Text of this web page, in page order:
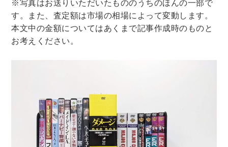
※写真はお送りいただいたもののうちのほんの一部で
す。また、査定額は市場の相場によって変動します。
本文中の金額についてはあくまで記事作成時のものと
お考えください。